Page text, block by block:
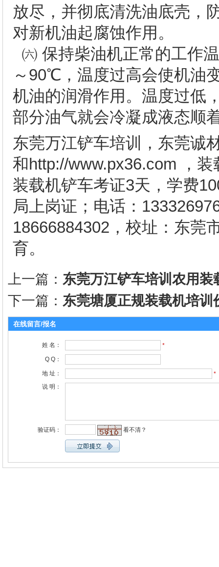
放尽，并彻底清洗油底壳，
对新机油起腐蚀作用。
㈥ 保持柴油机正常的工作
～90℃，温度过高会使机油
机油的润滑作用。温度过低
部分油气就会冷凝成液态顺
东莞万江铲车培训，东莞诚
和http://www.px36.com ，
装载机铲车考证3天，学费
局上岗证；电话：
18666884302，校址：东莞
育。
上一篇： 东莞万江铲车培训农用
下一篇： 东莞塘厦正规装载机培
在线留言/报名
姓 名：
*
Q Q：
地 址：
*
说 明：
验证码： 看不清？